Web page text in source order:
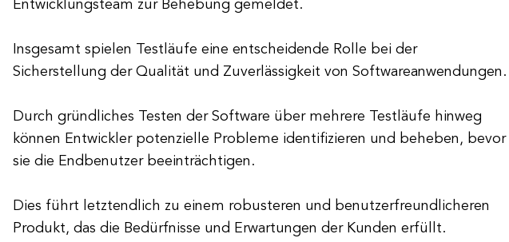
Entwicklungsteam zur Behebung gemeldet.
Insgesamt spielen Testläufe eine entscheidende Rolle bei der
Sicherstellung der Qualität und Zuverlässigkeit von Softwareanwendungen.
Durch gründliches Testen der Software über mehrere Testläufe hinweg
können Entwickler potenzielle Probleme identifizieren und beheben, bevor
sie die Endbenutzer beeinträchtigen.
Dies führt letztendlich zu einem robusteren und benutzerfreundlicheren
Produkt, das die Bedürfnisse und Erwartungen der Kunden erfüllt.